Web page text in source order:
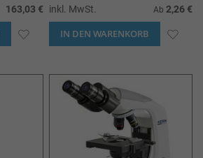
163,03 €
ZUR
HINZUFÜGEN
inkl. MwSt. Ab 2,26 €
IN DEN WARENKORB ZUR